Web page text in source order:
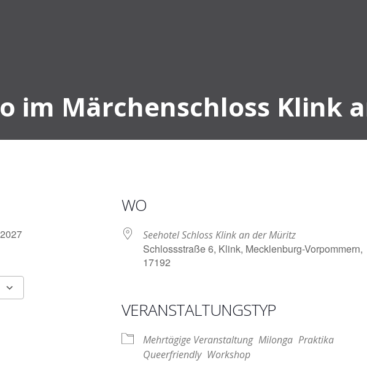
im Märchenschloss Klink
2027
iCalendar
WO
Seehotel Schloss Klink an der Müritz
Schlossstraße 6, Klink, Mecklenburg-Vorpommern,
17192
VERANSTALTUNGSTYP
Mehrtägige Veranstaltung Milonga Praktika
Queerfriendly Workshop